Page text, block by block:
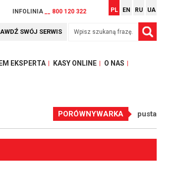
INFOLINIA __ 800 120 322 PL EN RU UA
SWÓJ SERWIS
EKSPERTA KASY ONLINE O NAS
PORÓWNYWARKA pusta